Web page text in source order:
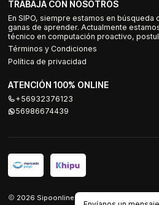
TRABAJA CON NOSOTROS
En SIPO, siempre estamos en
ganas de aprender. Actualmente
técnico en computación proactivo,
Términos y Condiciones
Política de privacidad
ATENCIÓN 100% ONLINE
+56932376123
56986674439
2026 Sipoonline.